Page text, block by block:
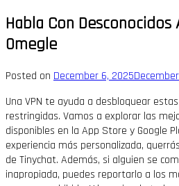
Habla Con
Omegle
Posted on December 6, 2025
Una VPN te ayuda a desbloquear
restringidas. Vamos a explorar las
disponibles en la App Store y Google
experiencia más personalizada,
de Tinychat. Además, si alguien se
inapropiada, puedes reportarlo a los